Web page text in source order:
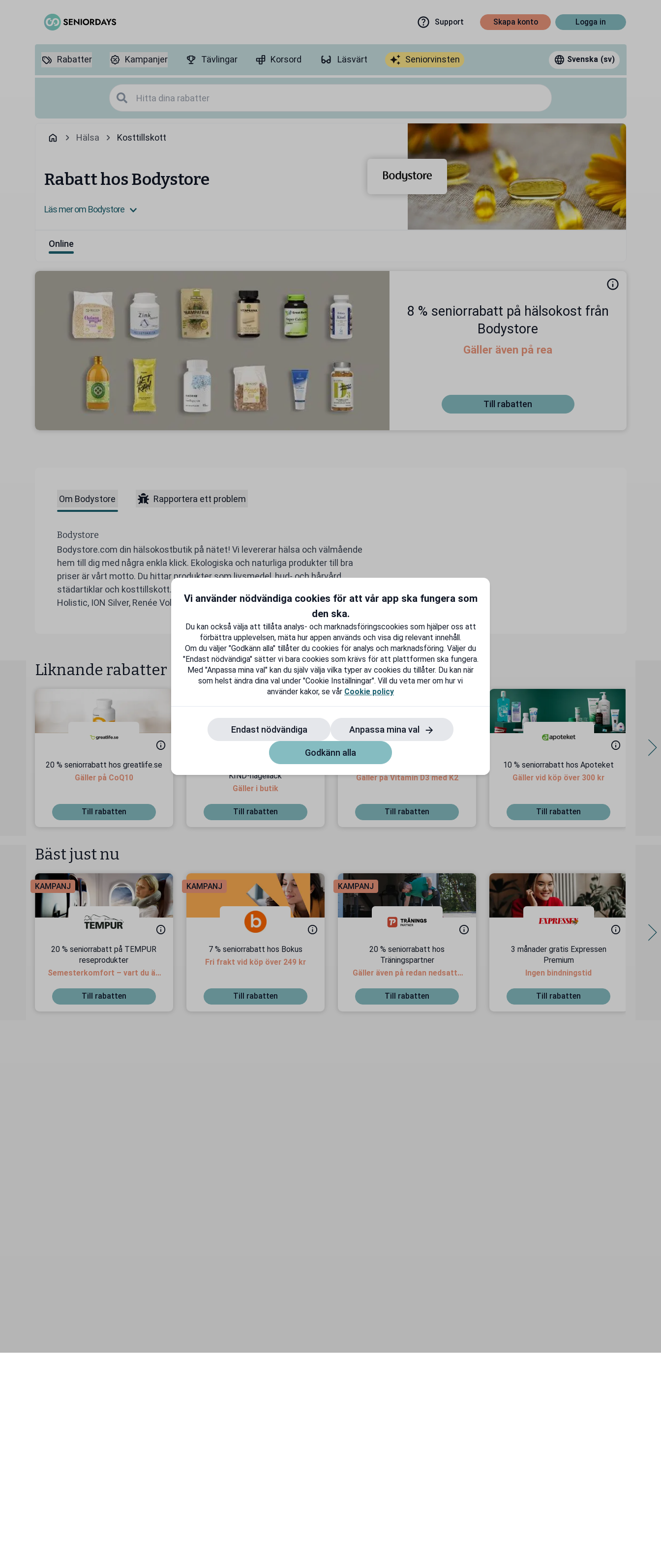
Support Skapa konto Logga in
Rabatter Kampanjer Tävlingar Korsord Läsvärt Seniorvinsten Svenska (sv)
Hälsa Kosttillskott
Rabatt hos Bodystore
Läs mer om Bodystore
Online
8 % seniorrabatt på hälsokost från
Bodystore
Gäller även på rea
Till rabatten
Om Bodystore Rapportera ett problem
Bodystore
Bodystore.com din hälsokostbutik på nätet! Vi levererar hälsa och välmående
hem till dig med några enkla klick. Ekologiska och naturliga produkter till bra
priser är vårt motto. Du hittar produkter som livsmedel, hud- och hårvård,
städartiklar och kosttillskott. Exempel på kända varumärken i sortimentet är
Holistic, ION Silver, Renée Voltaire, Dr. Hauschka, Casall och Vitaprana.
Liknande rabatter
20 % seniorrabatt hos greatlife.se
Gäller på CoQ10
Till rabatten
Handla för 139 kr & få ett NAIL
KIND-nagellack
Gäller i butik
Till rabatten
20 % seniorrabatt hos greatlife.se
Gäller på Vitamin D3 med K2
Till rabatten
10 % seniorrabatt hos Apoteket
Gäller vid köp över 300 kr
Till rabatten
Bäst just nu
KAMPANJ
20 % seniorrabatt på TEMPUR
reseprodukter
Semesterkomfort – vart du än
Till rabatten
KAMPANJ
7 % seniorrabatt hos Bokus
Fri frakt vid köp över 249 kr
Till rabatten
KAMPANJ
20 % seniorrabatt hos
Träningspartner
Gäller även på redan nedsatta
Till rabatten
3 månader gratis Expressen
Premium
Ingen bindningstid
Till rabatten
Vi använder nödvändiga cookies för att vår app ska fungera som
den ska.
Du kan också välja att tillåta analys- och marknadsföringscookies som hjälper oss att
förbättra upplevelsen, mäta hur appen används och visa dig relevant innehåll.
Om du väljer "Godkänn alla" tillåter du cookies för analys och marknadsföring. Väljer du
"Endast nödvändiga" sätter vi bara cookies som krävs för att plattformen ska fungera.
Med "Anpassa mina val" kan du själv välja vilka typer av cookies du tillåter. Du kan när
som helst ändra dina val under "Cookie Inställningar". Vill du veta mer om hur vi
använder kakor, se vår Cookie policy
Endast nödvändiga Anpassa mina val
Godkänn alla